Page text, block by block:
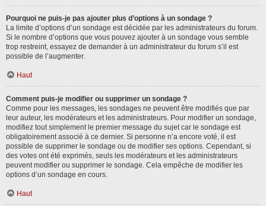
Pourquoi ne puis-je pas ajouter plus d’options à un sondage ?
La limite d’options d’un sondage est décidée par les administrateurs du forum.
Si le nombre d’options que vous pouvez ajouter à un sondage vous semble
trop restreint, essayez de demander à un administrateur du forum s’il est
possible de l’augmenter.
Haut
Comment puis-je modifier ou supprimer un sondage ?
Comme pour les messages, les sondages ne peuvent être modifiés que par
leur auteur, les modérateurs et les administrateurs. Pour modifier un sondage,
modifiez tout simplement le premier message du sujet car le sondage est
obligatoirement associé à ce dernier. Si personne n’a encore voté, il est
possible de supprimer le sondage ou de modifier ses options. Cependant, si
des votes ont été exprimés, seuls les modérateurs et les administrateurs
peuvent modifier ou supprimer le sondage. Cela empêche de modifier les
options d’un sondage en cours.
Haut